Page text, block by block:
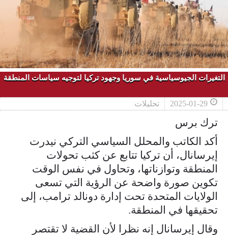
التغيرات الجيوسياسية في سوريا وجهود تركيا لتوجيه سياسات المنطقة
2025-01-29 تحليلات
ترك برس
أكد الكاتب والمحلل السياسي التركي نيدرت
إيرسانال، أن تركيا تتابع عن كثب تحولات
المنطقة وتوازناتها، وتحاول في نفس الوقت
تكوين صورة واضحة عن الرؤية التي تسعى
الولايات المتحدة تحت إدارة دونالد ترامب، إلى
تحقيقها في المنطقة.
وقال إيرسانال إنه نظرا لأن القضية لا تقتصر